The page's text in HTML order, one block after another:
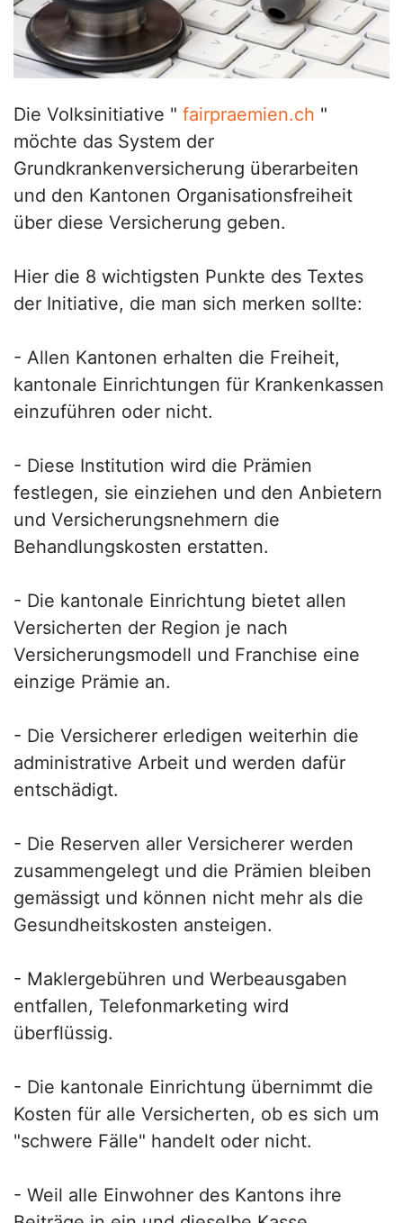
Die Volksinitiative " fairpraemien.ch "
möchte das System der
Grundkrankenversicherung überarbeiten
und den Kantonen Organisationsfreiheit
über diese Versicherung geben.
Hier die 8 wichtigsten Punkte des Textes
der Initiative, die man sich merken sollte:
- Allen Kantonen erhalten die Freiheit,
kantonale Einrichtungen für Krankenkassen
einzuführen oder nicht.
- Diese Institution wird die Prämien
festlegen, sie einziehen und den Anbietern
und Versicherungsnehmern die
Behandlungskosten erstatten.
- Die kantonale Einrichtung bietet allen
Versicherten der Region je nach
Versicherungsmodell und Franchise eine
einzige Prämie an.
- Die Versicherer erledigen weiterhin die
administrative Arbeit und werden dafür
entschädigt.
- Die Reserven aller Versicherer werden
zusammengelegt und die Prämien bleiben
gemässigt und können nicht mehr als die
Gesundheitskosten ansteigen.
- Maklergebühren und Werbeausgaben
entfallen, Telefonmarketing wird
überflüssig.
- Die kantonale Einrichtung übernimmt die
Kosten für alle Versicherten, ob es sich um
"schwere Fälle" handelt oder nicht.
- Weil alle Einwohner des Kantons ihre